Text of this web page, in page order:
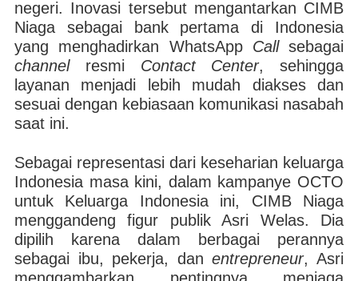
negeri. Inovasi tersebut mengantarkan CIMB
Niaga sebagai bank pertama di Indonesia
yang menghadirkan WhatsApp Callsebagai
channelresmi Contact Center, sehingga
layanan menjadi lebih mudah diakses dan
sesuai dengan kebiasaan komunikasi nasabah
saat ini.
Sebagai representasi dari keseharian keluarga
Indonesia masa kini, dalam kampanye OCTO
untuk Keluarga Indonesia ini, CIMB Niaga
menggandeng figur publik Asri Welas. Dia
dipilih karena dalam berbagai perannya
sebagai ibu, pekerja, danentrepreneur, Asri